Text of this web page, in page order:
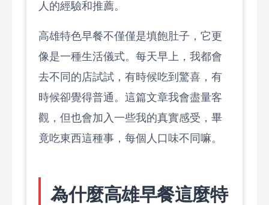
人的經驗和推薦。
高雄特色早餐不僅僅是填飽肚子，它更
像是一種生活儀式。每天早上，我都會
去不同的店試試，有時候吃到驚喜，有
時候卻覺得普通。這篇文章我會盡量客
觀，但也會加入一些我的真實感受，畢
竟吃東西這種事，每個人口味不同嘛。
為什麼高雄早餐這麼特